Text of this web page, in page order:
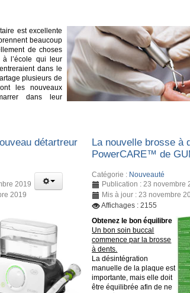
est excellente
beaucoup
de choses
à l’école qui leur
dans le
plusieurs de
les nouveaux
dans leur
détartreur
2019
2019
La nouvelle brosse à
PowerCARE™ de
Catégorie : Nouveauté
Publication : 23 novembre
Mis à jour : 23 novembre
Affichages : 2155
Obtenez le bon équilibre
Un bon soin buccal
commence par la brosse
à dents.
La désintégration
manuelle de la plaque est
importante, mais elle doit
être équilibrée afin de ne